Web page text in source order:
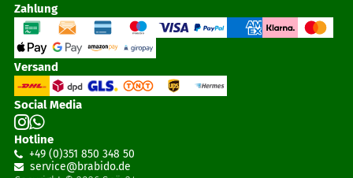
Zahlung
Versand
Social Media
Hotline
+49 (0)351 850 348 50
service@brabido.de